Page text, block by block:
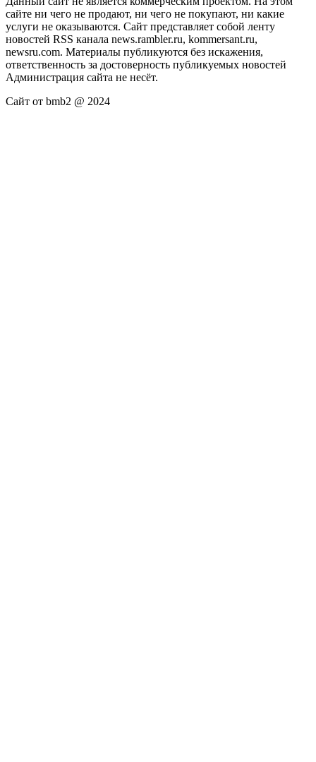
сайте ни чего не продают, ни чего не покупают, ни какие
услуги не оказываются. Сайт представляет собой ленту
новостей RSS канала news.rambler.ru, kommersant.ru,
newsru.com. Материалы публикуются без искажения,
ответственность за достоверность публикуемых новостей
Администрация сайта не несёт.
Сайт от bmb2 @ 2024